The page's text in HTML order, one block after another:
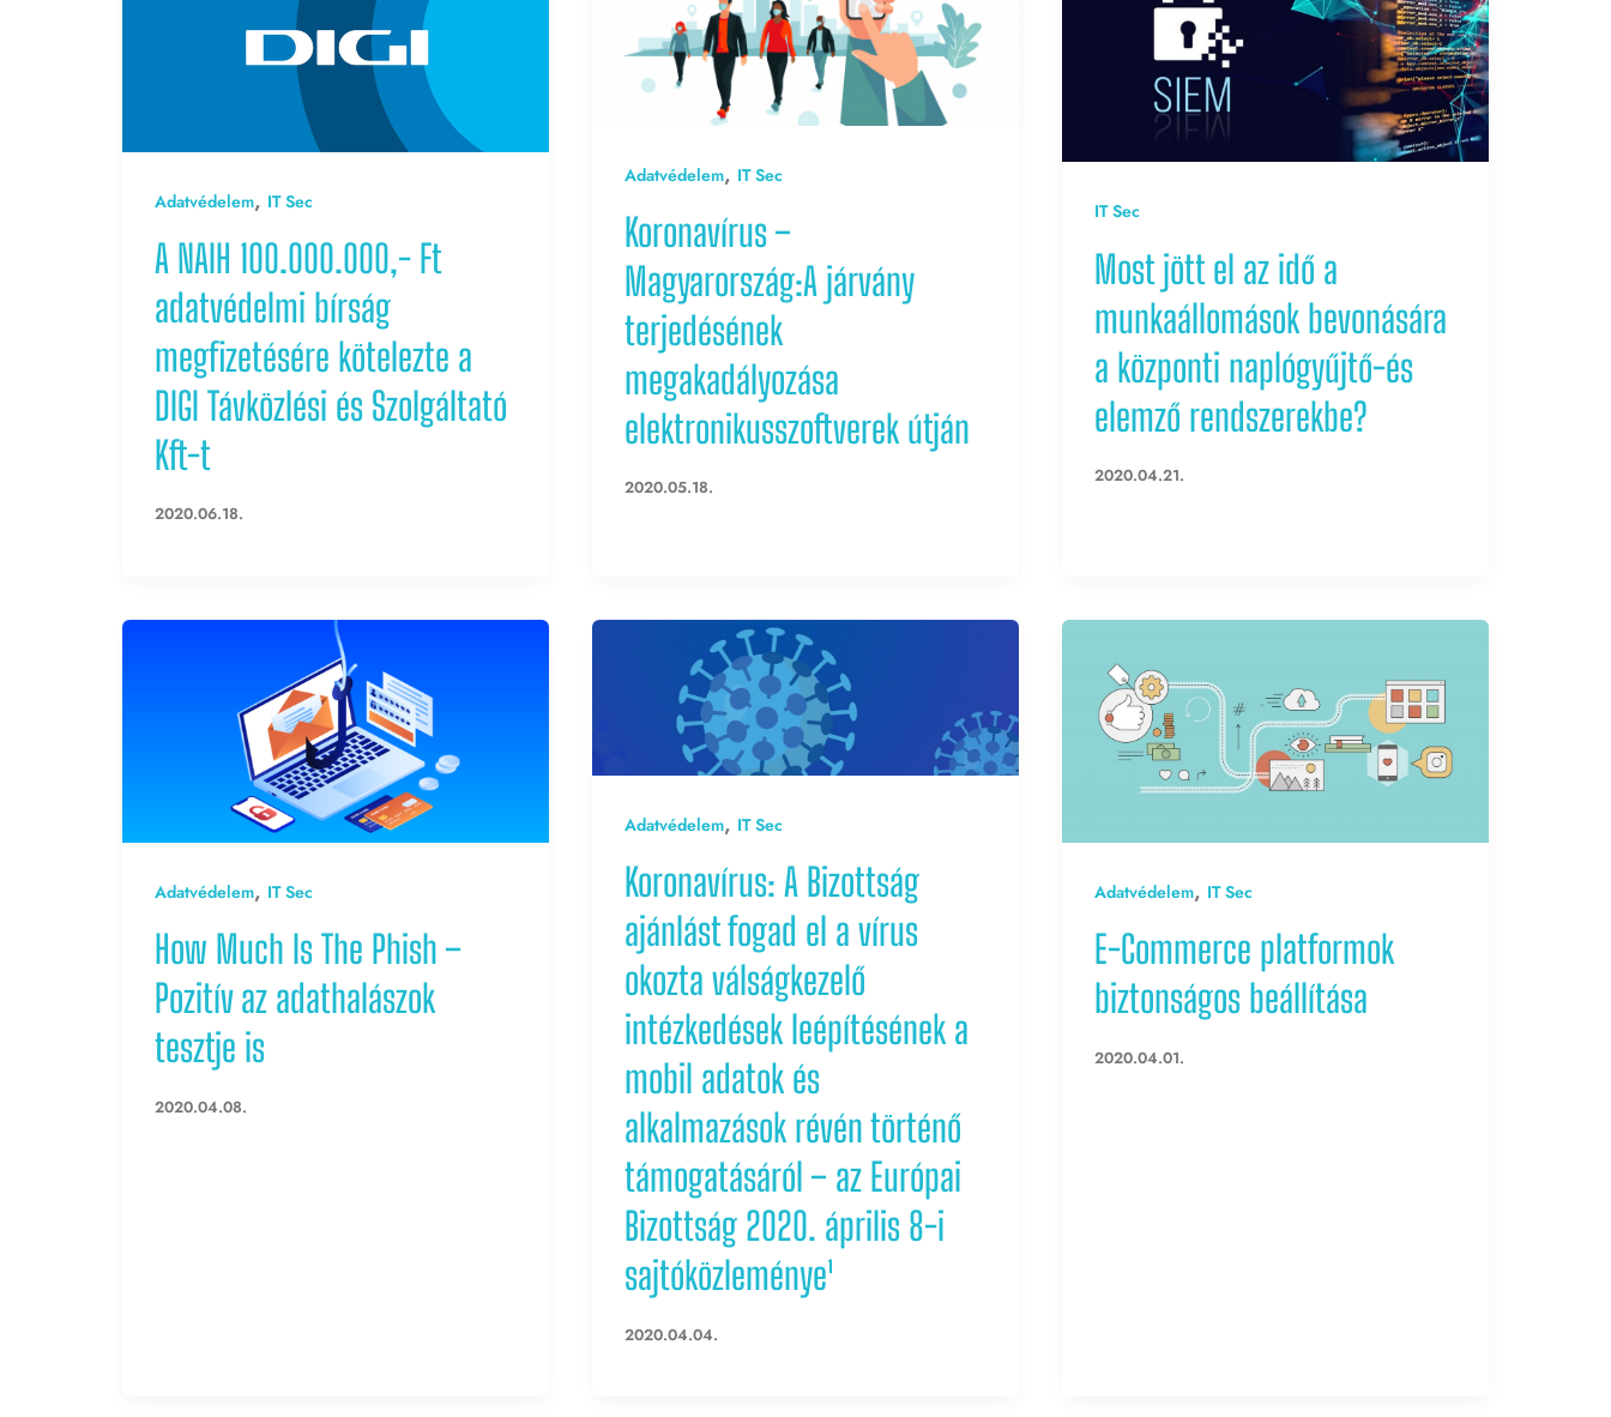
Adatvédelem, IT Sec
A NAIH 100.000.000,- Ft
adatvédelmi bírság
megfizetésére kötelezte a
DIGI Távközlési és Szolgáltató
Kft-t
2020.06.18.
Adatvédelem, IT Sec
Koronavírus –
Magyarország:A járvány
terjedésének
megakadályozása
elektronikusszoftverek útján
2020.05.18.
IT Sec
Most jött el az idő a
munkaállomások bevonására
a központi naplógyűjtő-és
elemző rendszerekbe?
2020.04.21.
Adatvédelem, IT Sec
How Much Is The Phish –
Pozitív az adathalászok
tesztje is
2020.04.08.
Adatvédelem, IT Sec
Koronavírus: A Bizottság
ajánlást fogad el a vírus
okozta válságkezelő
intézkedések leépítésének a
mobil adatok és
alkalmazások révén történő
támogatásáról – az Európai
Bizottság 2020. április 8-i
sajtóközleménye¹
2020.04.04.
Adatvédelem, IT Sec
E-Commerce platformok
biztonságos beállítása
2020.04.01.